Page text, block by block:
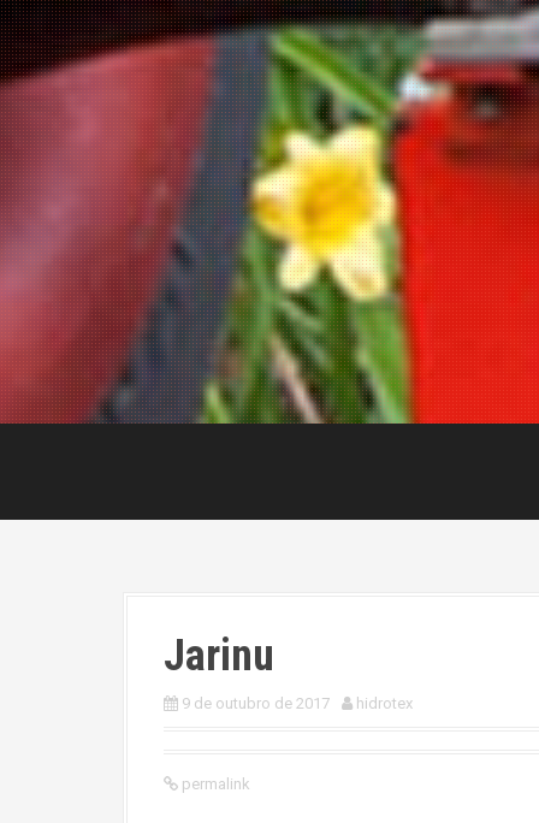
Jarinu
9 de outubro de 2017 hidrotex
permalink